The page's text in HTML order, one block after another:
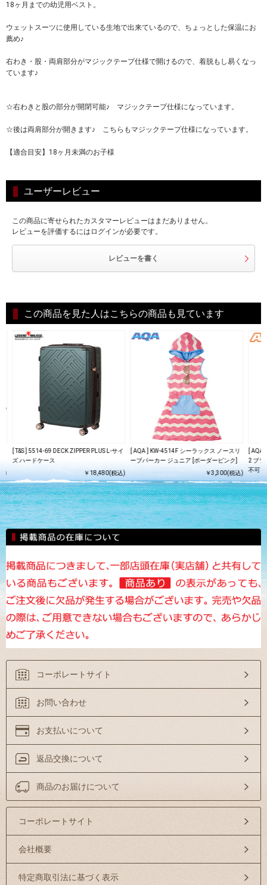
18ヶ月までの幼児用ベスト。
ウェットスーツに使用している生地で出来ているので、ちょっとした保温にお
薦め♪
右わき・股・両肩部分がマジックテープ仕様で開けるので、着脱もし易くなっ
ています♪
☆右わきと股の部分が開閉可能♪ マジックテープ仕様になっています。
☆後は両肩部分が開きます♪ こちらもマジックテープ仕様になっています。
【適合目安】18ヶ月未満のお子様
ユーザーレビュー
この商品に寄せられたカスタマーレビューはまだありません。
レビューを評価するにはログインが必要です。
レビューを書く
この商品を見た人はこちらの商品も見ています
)
[ T&S ] 5514-69 DECK ZIPPER PLUS L-サイ
ズ ハードケース
￥18,480(税込)
[ AQA ] KW-4514F シーラックス ノースリ
ーブパーカー ジュニア [ボーダーピンク]
￥3,300(税込)
[
2 ブラ
不可 ]
コーポレートサイト
お問い合わせ
お支払いについて
返品交換について
商品のお届けについて
コーポレートサイト
会社概要
特定商取引法に基づく表示